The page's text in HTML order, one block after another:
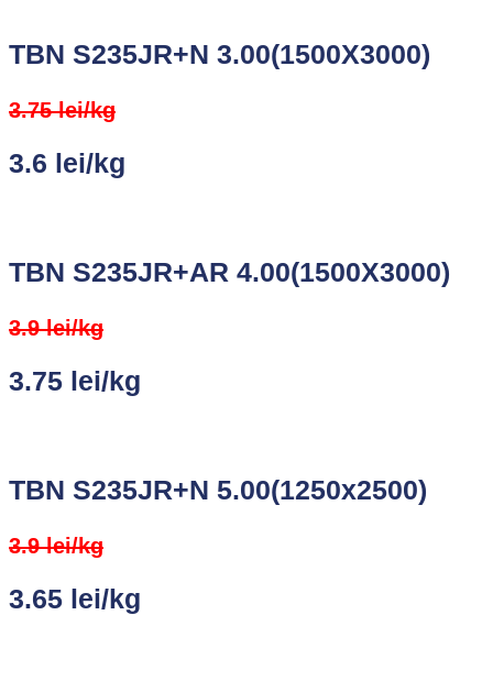
TBN S235JR+N 3.00(1500X3000)
3.75 lei/kg
3.6 lei/kg
TBN S235JR+AR 4.00(1500X3000)
3.9 lei/kg
3.75 lei/kg
TBN S235JR+N 5.00(1250x2500)
3.9 lei/kg
3.65 lei/kg